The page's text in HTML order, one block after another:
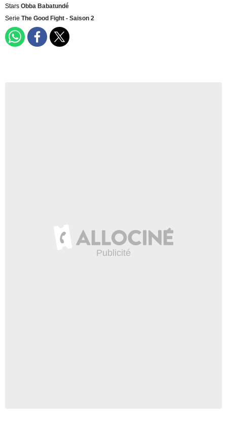
Stars Obba Babatundé
Serie The Good Fight - Saison 2